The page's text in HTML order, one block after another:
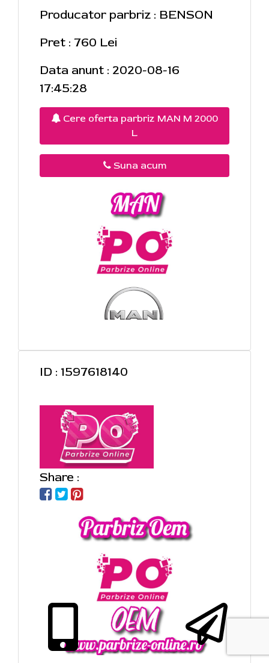
Producator parbriz : BENSON
Pret : 760 Lei
Data anunt : 2020-08-16
17:45:28
Cere oferta parbriz MAN M 2000
L
Suna acum
ID : 1597618140
Share :